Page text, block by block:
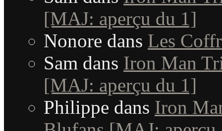
[MAJ: aperçu du 1]
Nonore dans Les
Sam dans Iron Man
[MAJ: aperçu du 1]
Philippe dans Iron